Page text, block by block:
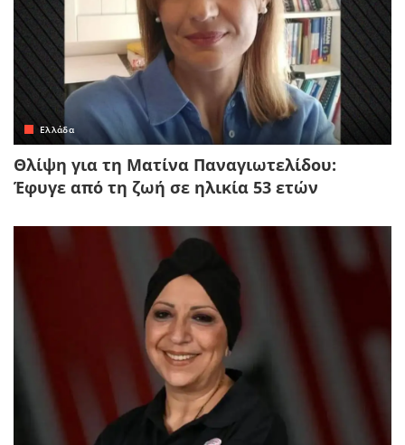
Ελλάδα
Θλίψη για τη Ματίνα Παναγιωτελίδου:
Έφυγε από τη ζωή σε ηλικία 53 ετών